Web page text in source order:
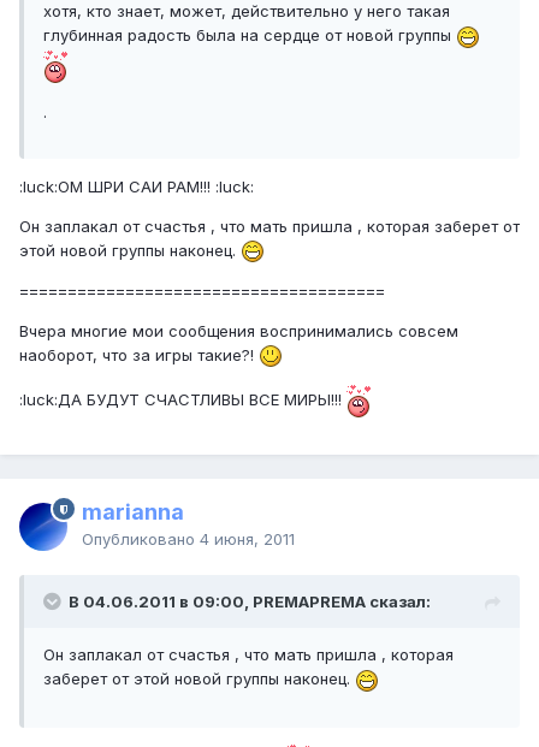
хотя, кто знает, может, действительно у него такая
глубинная радость была на сердце от новой группы
.
:luck:ОМ ШРИ САИ РАМ!!! :luck:
Он заплакал от счастья , что мать пришла , которая заберет от
этой новой группы наконец.
======================================
Вчера многие мои сообщения воспринимались совсем
наоборот, что за игры такие?!
:luck:ДА БУДУТ СЧАСТЛИВЫ ВСЕ МИРЫ!!!
marianna
Опубликовано 4 июня, 2011
В 04.06.2011 в 09:00, PREMAPREMA сказал:
Он заплакал от счастья , что мать пришла , которая
заберет от этой новой группы наконец.